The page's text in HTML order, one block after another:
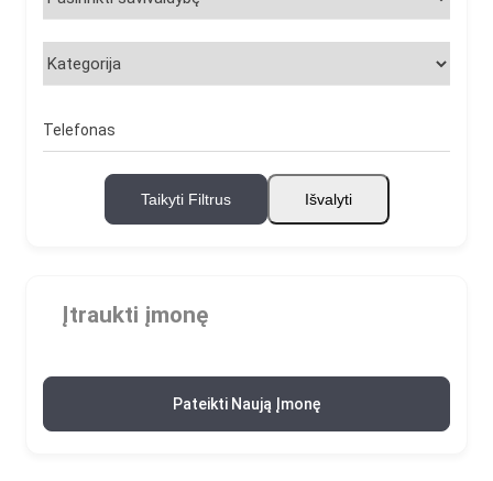
Telefonas
Taikyti Filtrus Išvalyti
Įtraukti įmonę
Pateikti Naują Įmonę